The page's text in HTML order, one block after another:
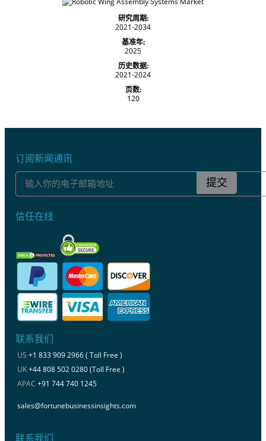
研究周期:
2021-2034
基准年:
2025
历史数据:
2021-2024
页数:
120
订阅新闻通讯
提交
信任在线
联系我们
US +1 833 909 2966 ( Toll Free )
UK+44 808 502 0280 (Toll Free )
APAC +91 744 740 1245
sales@fortunebusinessinsights.com
联系我们